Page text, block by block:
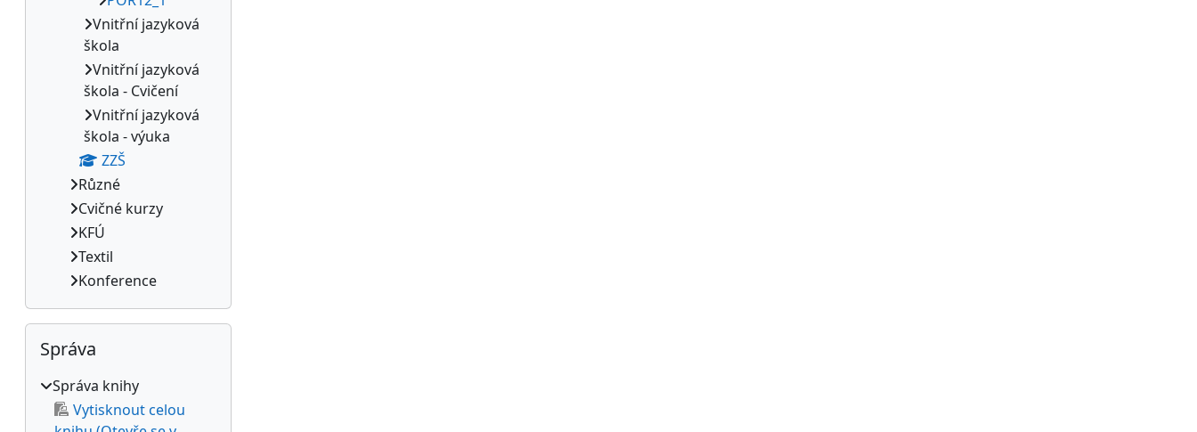
Vnitřní jazyková
škola
Vnitřní jazyková
škola - Cvičení
Vnitřní jazyková
škola - výuka
ZZŠ
Různé
Cvičné kurzy
KFÚ
Textil
Konference
Přeskočit: Správa
Správa
Správa knihy
Vytisknout celou